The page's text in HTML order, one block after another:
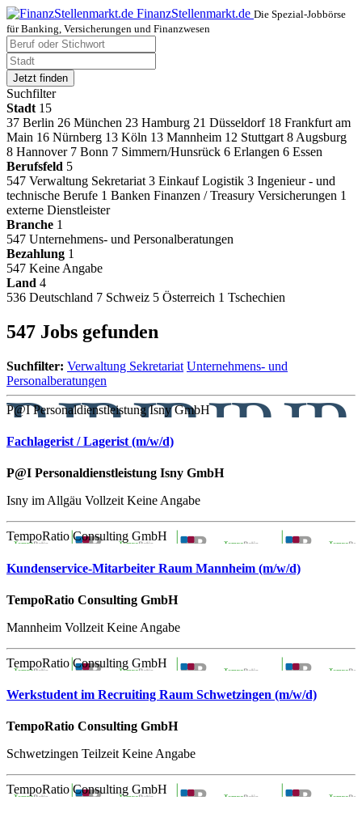
FinanzStellenmarkt.de Die Spezial-Jobbörse
für Banking, Versicherungen und Finanzwesen
Jetzt finden
Suchfilter
Stadt 15
37 Berlin 26 München 23 Hamburg 21 Düsseldorf 18 Frankfurt am
Main 16 Nürnberg 13 Köln 13 Mannheim 12 Stuttgart 8 Augsburg
8 Hannover 7 Bonn 7 Simmern/Hunsrück 6 Erlangen 6 Essen
Berufsfeld 5
547 Verwaltung Sekretariat 3 Einkauf Logistik 3 Ingenieur - und
technische Berufe 1 Banken Finanzen / Treasury Versicherungen 1
externe Dienstleister
Branche 1
547 Unternehmens- und Personalberatungen
Bezahlung 1
547 Keine Angabe
Land 4
536 Deutschland 7 Schweiz 5 Österreich 1 Tschechien
547 Jobs gefunden
Suchfilter: Verwaltung Sekretariat Unternehmens- und
Personalberatungen
P@I Personaldienstleistung Isny GmbH
Fachlagerist / Lagerist (m/w/d)
P@I Personaldienstleistung Isny GmbH
Isny im Allgäu Vollzeit Keine Angabe
TempoRatio Consulting GmbH
Kundenservice-Mitarbeiter Raum Mannheim (m/w/d)
TempoRatio Consulting GmbH
Mannheim Vollzeit Keine Angabe
TempoRatio Consulting GmbH
Werkstudent im Recruiting Raum Schwetzingen (m/w/d)
TempoRatio Consulting GmbH
Schwetzingen TeilzeitKeine Angabe
TempoRatio Consulting GmbH